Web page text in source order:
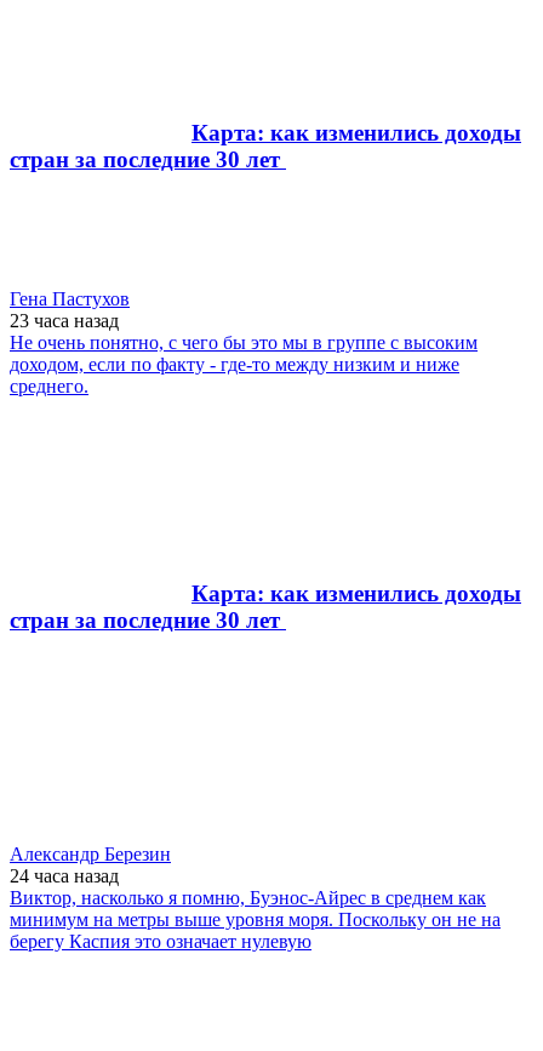
Карта: как изменились доходы
стран за последние 30 лет
Гена Пастухов
23 часа назад
Не очень понятно, с чего бы это мы в группе с высоким
доходом, если по факту - где-то между низким и ниже
среднего.
Карта: как изменились доходы
стран за последние 30 лет
Александр Березин
24 часа назад
Виктор, насколько я помню, Буэнос-Айрес в среднем как
минимум на метры выше уровня моря. Поскольку он не на
берегу Каспия это означает нулевую